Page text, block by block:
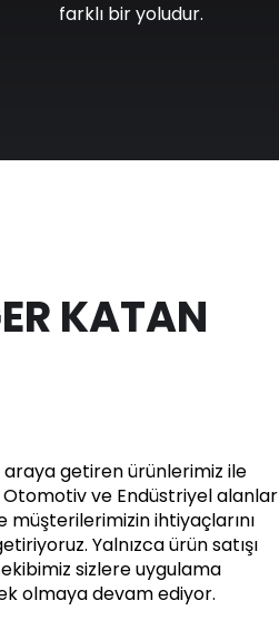
farklı bir yoludur.
KATAN
getiren ürünlerimiz ile
Otomotiv ve Endüstriyel alanlar
ihtiyaçlarını
Yalnızca ürün satışı
sizlere uygulama
olmaya devam ediyor.